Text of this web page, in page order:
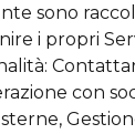
sono
i propri
con